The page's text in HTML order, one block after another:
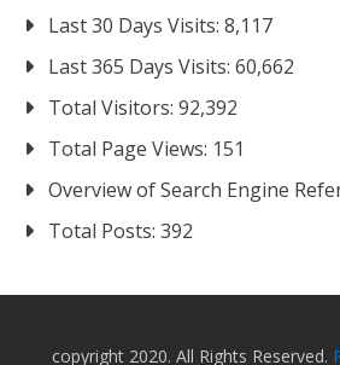
Last 30 Days Visits: 8,117
Last 365 Days Visits: 60,662
Total Visitors: 92,392
Total Page Views: 151
Overview of Search Engine
Total Posts: 392
copyright 2020. All Rights Reserved.